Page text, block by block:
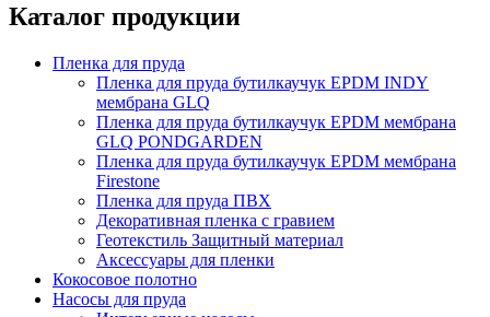
Каталог продукции
Пленка для пруда
Пленка для пруда бутилкаучук EPDM INDY
мембрана GLQ
Пленка для пруда бутилкаучук EPDM мембрана
GLQ PONDGARDEN
Пленка для пруда бутилкаучук EPDM мембрана
Firestone
Пленка для пруда ПВХ
Декоративная пленка с гравием
Геотекстиль Защитный материал
Аксессуары для пленки
Кокосовое полотно
Насосы для пруда